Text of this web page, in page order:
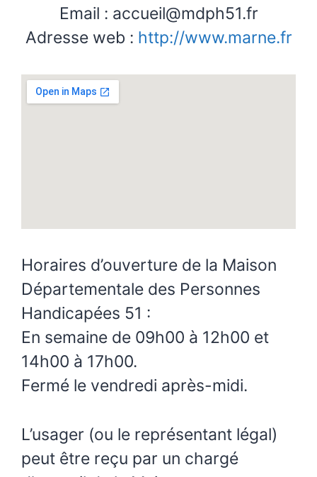
Email : accueil@mdph51.fr
Adresse web : http://www.marne.fr
Horaires d’ouverture de la Maison
Départementale des Personnes
Handicapées 51 :
En semaine de 09h00 à 12h00 et
14h00 à 17h00.
Fermé le vendredi après-midi.
L’usager (ou le représentant légal)
peut être reçu par un chargé